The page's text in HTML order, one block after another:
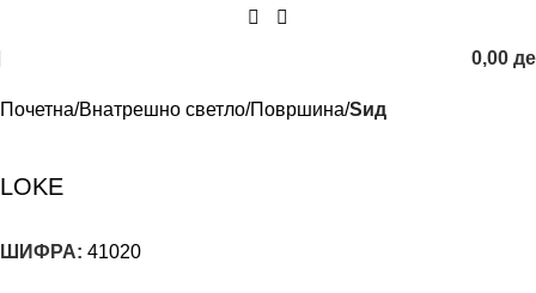
0,00
Почетна Внатрешно светло Површина Sид
LOKE
ШИФРА: 41020